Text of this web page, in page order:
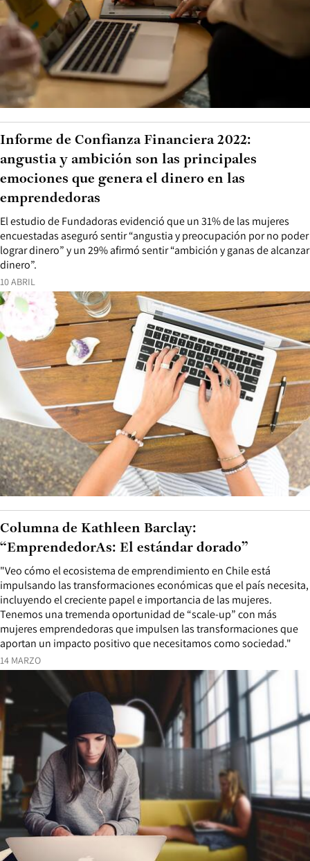
10 ABRIL
El estudio de Fundadoras evidenció que un 31% de las mujeres
encuestadas aseguró sentir “angustia y preocupación por no poder
lograr dinero” y un 29% afirmó sentir “ambición y ganas de alcanzar
dinero”.
Informe de Confianza Financiera 2022:
angustia y ambición son las principales
emociones que genera el dinero en las
emprendedoras
14 MARZO
"Veo cómo el ecosistema de emprendimiento en Chile está
impulsando las transformaciones económicas que el país necesita,
incluyendo el creciente papel e importancia de las mujeres.
Tenemos una tremenda oportunidad de “scale-up” con más
mujeres emprendedoras que impulsen las transformaciones que
aportan un impacto positivo que necesitamos como sociedad."
Columna de Kathleen Barclay:
“EmprendedorAs: El estándar dorado”